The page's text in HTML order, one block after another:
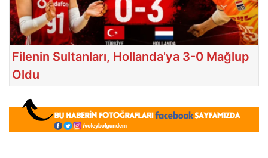
Filenin Sultanları, Hollanda'ya 3-0 Mağlup
Oldu